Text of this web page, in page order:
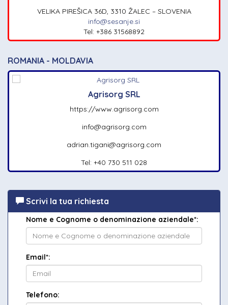
VELIKA PIREŠICA 36D, 3310 ŽALEC – SLOVENIA
info@sesanje.si
Tel: +386 31568892
ROMANIA - MOLDAVIA
Agrisorg SRL
https://www.agrisorg.com
info@agrisorg.com
adrian.tigani@agrisorg.com
Tel: +40 730 511 028
Scrivi la tua richiesta
Nome e Cognome o denominazione aziendale*:
Email*:
Telefono: